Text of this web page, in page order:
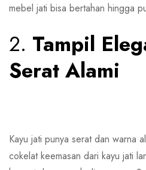
mebel jati bisa bertahan hingga
2. Tampil
Serat Alami
Kayu jati punya serat dan warna
cokelat keemasan dari kayu jati